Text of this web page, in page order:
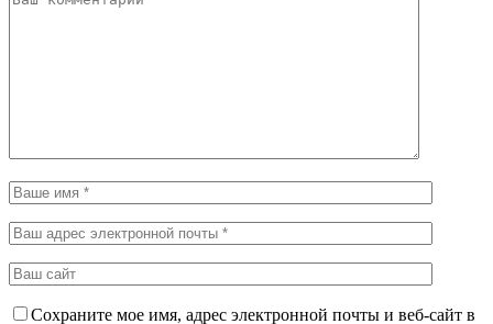
Сохраните мое имя, адрес электронной почты и веб-сайт в